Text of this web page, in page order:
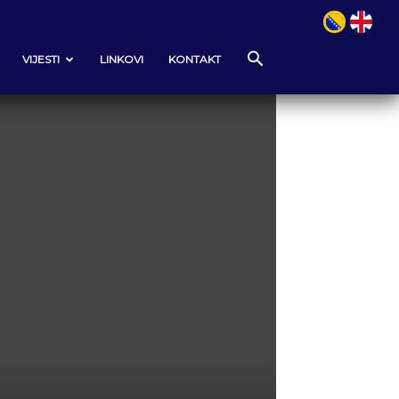
VIJESTI LINKOVI KONTAKT